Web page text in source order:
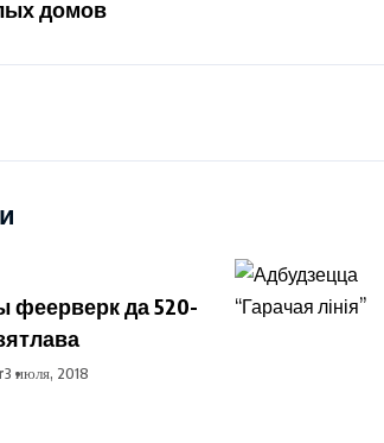
домов
феерверк да 520-
3 июля, 2018